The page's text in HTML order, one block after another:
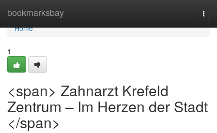
bookmarksbay
Home
Home
1
<span> Zahnarzt Krefeld
Zentrum – Im Herzen der Stadt
</span>